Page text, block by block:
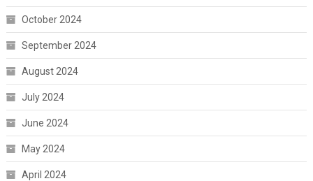
October 2024
September 2024
August 2024
July 2024
June 2024
May 2024
April 2024